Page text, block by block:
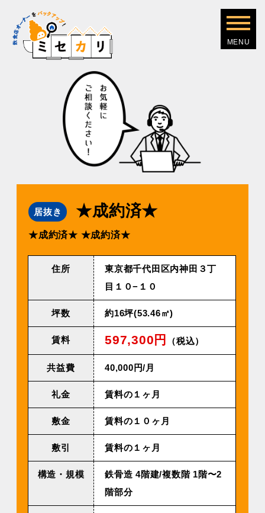
居抜き ★成約済★
★成約済★ ★成約済★
住所
東京都千代田区内神田３丁
目１０−１０
坪数 約16坪(53.46㎡)
賃料 597,300円 （税込）
共益費 40,000円/⽉
礼金 賃料の１ヶ月
敷金 賃料の１０ヶ月
敷引 賃料の１ヶ月
構造・規模
鉄⾻造 4階建/複数階 1階〜2
階部分